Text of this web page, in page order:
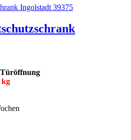
Türöffnung
kg